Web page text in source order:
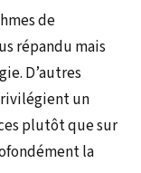
de
répandu mais
D’autres
un
plutôt que sur
la